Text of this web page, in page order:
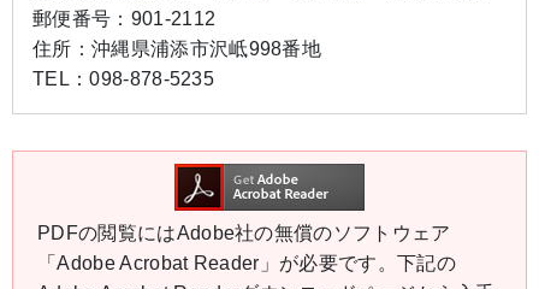
郵便番号： 901-2112
住所： 沖縄県浦添市沢岻998番地
TEL：098-878-5235
PDFの閲覧にはAdobe社の無償のソフトウェア
「Adobe Acrobat Reader」が必要です。下記の